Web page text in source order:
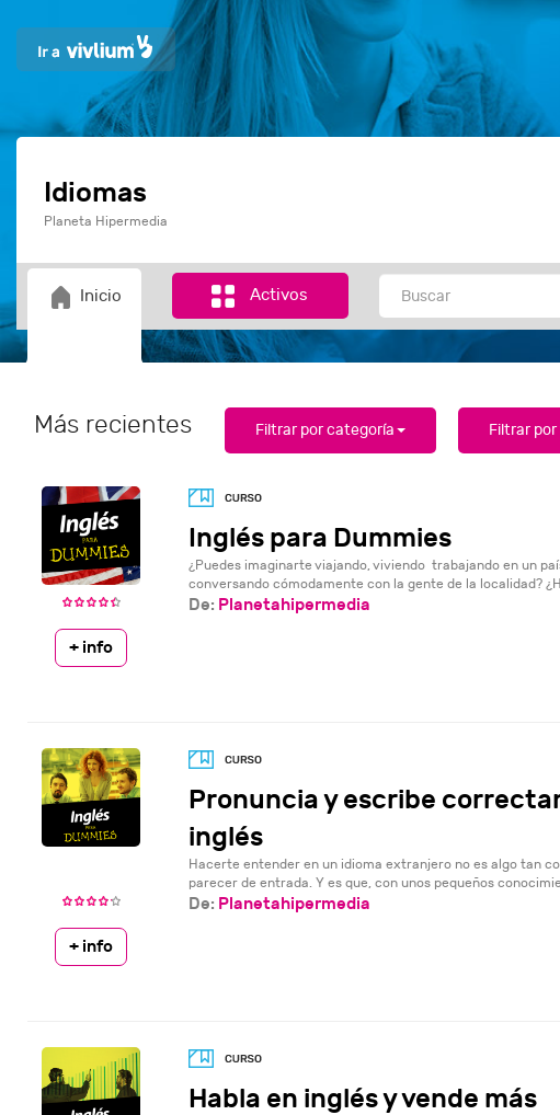
Idiomas
Planeta Hipermedia
Inicio Activos
Más recientes Filtrar por categoría Filtrar
Inglés para Dummies
¿Puedes imaginarte viajando, viviendo trabajando en un
conversando cómodamente con la gente de la localidad?
+ info
De: Planetahipermedia
Pronuncia y escribe
inglés
Hacerte entender en un idioma extranjero no es algo tan
parecer de entrada. Y es que, con unos pequeños
+ info
De: Planetahipermedia
Habla en inglés y vende más